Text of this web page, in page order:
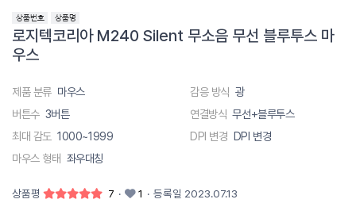
로지텍코리아 M240 Silent 무소음 무선 블루투스 마
우스
제품 분류 마우스 감응 방식 광
버튼수 3버튼 연결방식 무선+블루투스
최대 감도 1000~1999 DPI 변경 DPI 변경
마우스 형태 좌우대칭
상품평 7 · 1 · 등록일 2023.07.13